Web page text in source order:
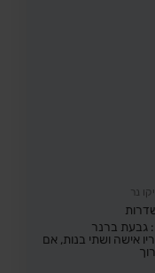
נר
גבעת ברנר
אישה ושתי בנות, אם